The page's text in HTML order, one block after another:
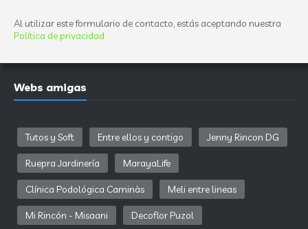
Al utilizar este formulario de contacto, estás aceptando nuestra
Política de privacidad
Webs amigas
Tutos y Soft Entre ellos y contigo Jenny Rincon DG
Ruepra Jardinería MarayaLife
Clínica Podológica Caminàs Meli entre lineas
Mi Rincón - Misaani Decoflor Puzol